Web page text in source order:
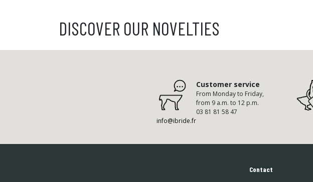
DISCOVER OUR NOVELTIES
Customer service
From Monday to Friday,
from 9 a.m. to 12 p.m.
03 81 81 58 47
info@ibride.fr
Contact